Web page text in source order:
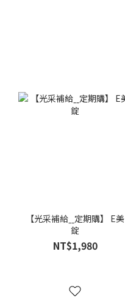
【光采補給ˍˍ定期購】 E美
錠
NT$1,980